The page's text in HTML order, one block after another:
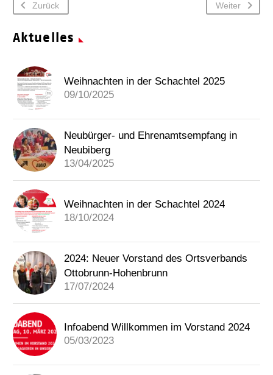
Zurück Weiter
Aktuelles
Weihnachten in der Schachtel 2025
09/10/2025
Neubürger- und Ehrenamtsempfang in
Neubiberg
13/04/2025
Weihnachten in der Schachtel 2024
18/10/2024
2024: Neuer Vorstand des Ortsverbands
Ottobrunn-Hohenbrunn
17/07/2024
Infoabend Willkommen im Vorstand 2024
05/03/2023